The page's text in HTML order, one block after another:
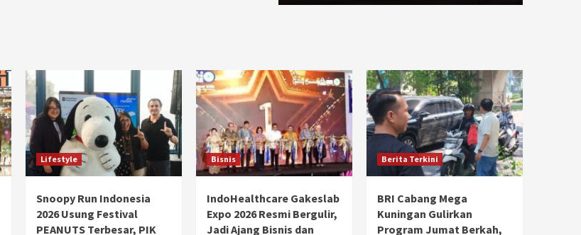
Lifestyle
Snoopy Run Indonesia
2026 Usung Festival
PEANUTS Terbesar, PIK
Bisnis
IndoHealthcare Gakeslab
Expo 2026 Resmi Bergulir,
Jadi Ajang Bisnis dan
Berita Terkini
BRI Cabang Mega
Kuningan Gulirkan
Program Jumat Berkah,